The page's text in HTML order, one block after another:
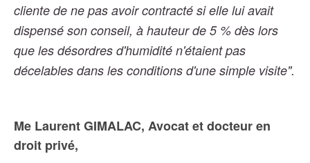
cliente de ne pas avoir contracté si elle lui avait
dispensé son conseil, à hauteur de 5 % dès lors
que les désordres d'humidité n'étaient pas
décelables dans les conditions d'une simple visite".
Me Laurent GIMALAC, Avocat et docteur en
droit privé,